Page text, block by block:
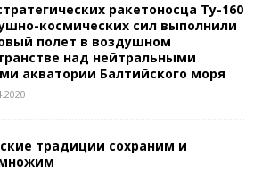
ракетоносца Ту-160
космических сил выполнили
полет в воздушном
над нейтральными
акватории Балтийского моря
традиции сохраним и